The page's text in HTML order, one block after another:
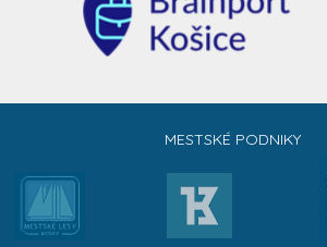
MESTSKÉ PODNIKY